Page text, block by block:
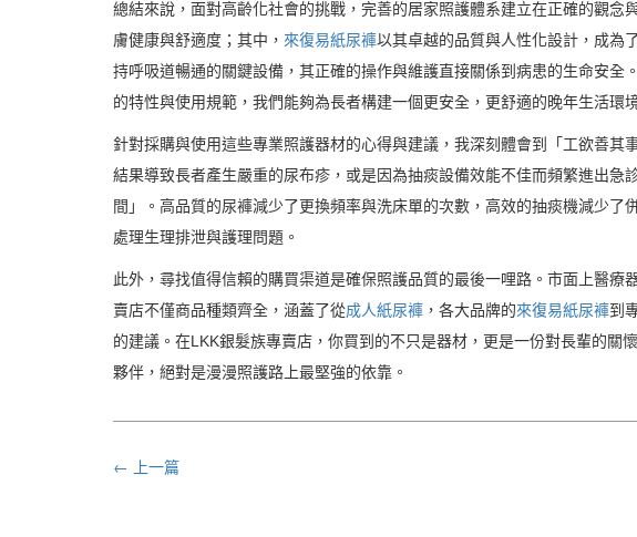
總結來說，面對高齡化社會的挑戰，完善的居家照護體系建立在正確的觀念
膚健康與舒適度；其中， 來復易紙尿褲以其卓越的品質與人性化設計，成為
持呼吸道暢通的關鍵設備，其正確的操作與維護直接關係到病患的生命安
的特性與使用規範，我們能夠為長者構建一個更安全，更舒適的晚年生活環
針對採購與使用這些專業照護器材的心得與建議，我深刻體會到「工欲善
結果導致長者產生嚴重的尿布疹，或是因為抽痰設備效能不佳而頻繁進出
間」。高品質的尿褲減少了更換頻率與洗床單的次數，高效的抽痰機減少
處理生理排泄與護理問題。
此外，尋找值得信賴的購買渠道是確保照護品質的最後一哩路。市面上醫
賣店不僅商品種類齊全，涵蓋了從成人紙尿褲 ，各大品牌的來復易紙尿褲到
的建議。在LKK銀髮族專賣店，你買到的不只是器材，更是一份對長輩的
夥伴，絕對是漫漫照護路上最堅強的依靠。
← 上一篇